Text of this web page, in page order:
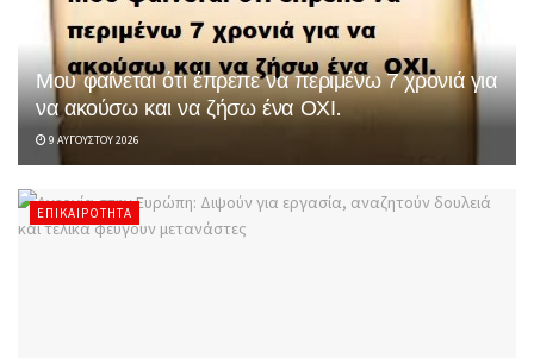
Μου φαίνεται ότι έπρεπε να περιμένω 7 χρονιά για
να ακούσω και να ζήσω ένα ΟΧΙ.
9 ΑΥΓΟΎΣΤΟΥ 2026
ΕΠΙΚΑΙΡΌΤΗΤΑ